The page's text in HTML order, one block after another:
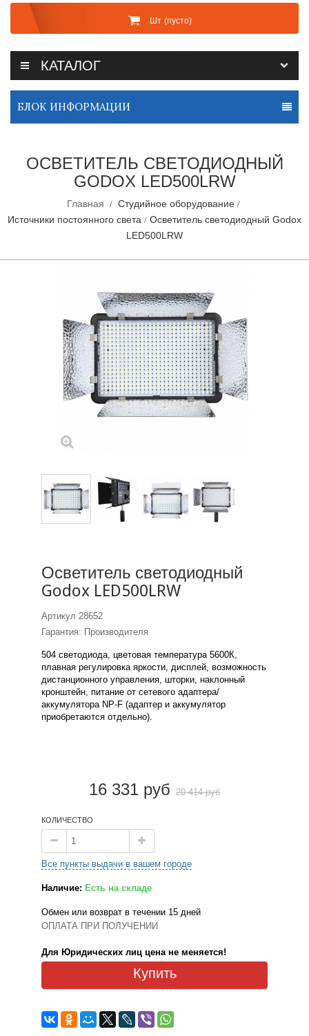
Шт (пусто)
КАТАЛОГ
БЛОК ИНФОРМАЦИИ
ОСВЕТИТЕЛЬ СВЕТОДИОДНЫЙ
GODOX LED500LRW
Главная
Студийное оборудование
Источники постоянного света
Осветитель светодиодный Godox
LED500LRW
Осветитель светодиодный
Godox LED500LRW
Артикул 28652
Гарантия: Производителя
504 светодиода, цветовая температура 5600К,
плавная регулировка яркости, дисплей, возможность
дистанционного управления, шторки, наклонный
кронштейн, питание от сетевого адаптера/
аккумулятора NP-F (адаптер и аккумулятор
приобретаются отдельно).
16 331 руб 20 414 руб
КОЛИЧЕСТВО
Все пункты выдачи в вашем городе
Наличие: Есть на складе
Обмен или возврат в течении 15 дней
ОПЛАТА ПРИ ПОЛУЧЕНИИ
Для Юридических лиц цена не меняется!
Купить